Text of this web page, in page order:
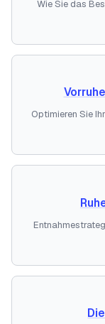
Wie Sie das
Optimieren Sie